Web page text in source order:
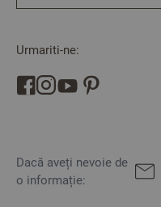
Urmariti-ne:
Dacă aveți nevoie de
o informație: